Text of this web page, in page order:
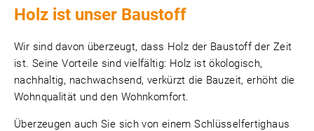
Holz ist unser Baustoff
Wir sind davon überzeugt, dass Holz der Baustoff der Zeit
ist. Seine Vorteile sind vielfältig: Holz ist ökologisch,
nachhaltig, nachwachsend, verkürzt die Bauzeit, erhöht die
Wohnqualität und den Wohnkomfort.
Überzeugen auch Sie sich von einem Schlüsselfertighaus